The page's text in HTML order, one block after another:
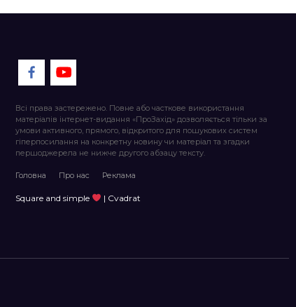
Всі права застережено. Повне або часткове використання
матеріалів інтернет-видання «ПроЗахід» дозволяється тільки за
умови активного, прямого, відкритого для пошукових систем
гіперпосилання на конкретну новину чи матеріал та згадки
першоджерела не нижче другого абзацу тексту.
Головна Про нас Реклама
Square and simple | Cvadrat